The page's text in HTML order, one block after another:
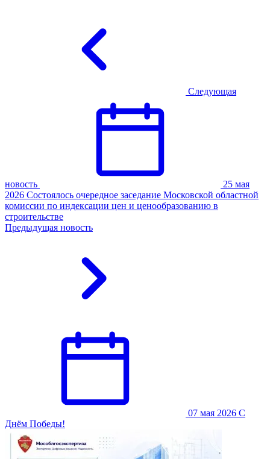
Следующая
новость
25 мая
2026 Состоялось очередное заседание Московской областной
комиссии по индексации цен и ценообразованию в
строительстве
Предыдущая новость
07 мая 2026 С
Днём Победы!